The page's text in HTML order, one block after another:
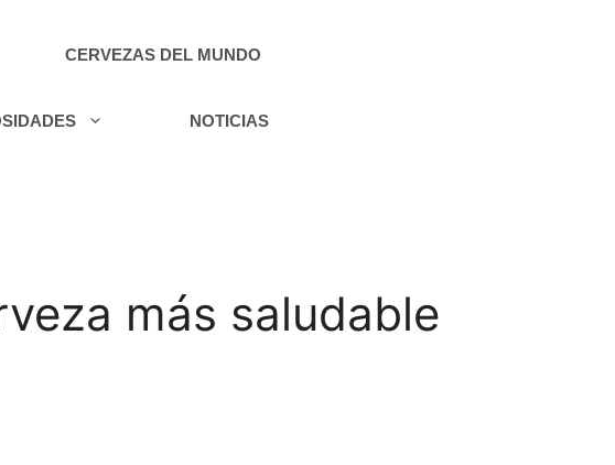
CERVEZAS DEL MUNDO
NOTICIAS
más saludable